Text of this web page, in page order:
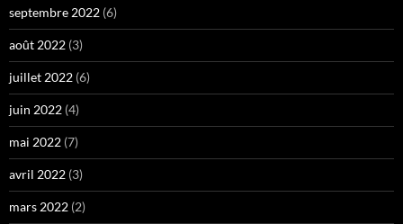
septembre 2022 (6)
août 2022 (3)
juillet 2022 (6)
juin 2022 (4)
mai 2022 (7)
avril 2022 (3)
mars 2022 (2)